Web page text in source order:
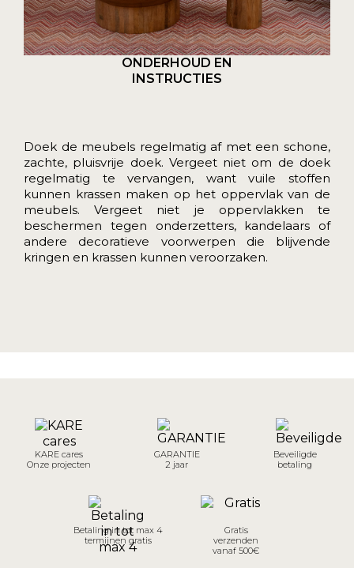
ONDERHOUD EN
INSTRUCTIES
Doek de meubels regelmatig af met een schone,
zachte, pluisvrije doek. Vergeet niet om de doek
regelmatig te vervangen, want vuile stoffen
kunnen krassen maken op het oppervlak van de
meubels. Vergeet niet je oppervlakken te
beschermen tegen onderzetters, kandelaars of
andere decoratieve voorwerpen die blijvende
kringen en krassen kunnen veroorzaken.
KARE cares
Onze projecten
GARANTIE
2 jaar
Beveiligde
betaling
Betaling in tot max 4
termijnen gratis
Gratis
verzenden
vanaf 500€